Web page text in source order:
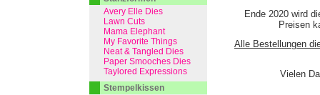
Ende 2020 wird
Preisen
Alle Bestellungen
Vielen
Avery Elle Dies
Lawn Cuts
Mama Elephant
My Favorite Things
Neat & Tangled Dies
Paper Smooches Dies
Taylored Expressions
Stempelkissen